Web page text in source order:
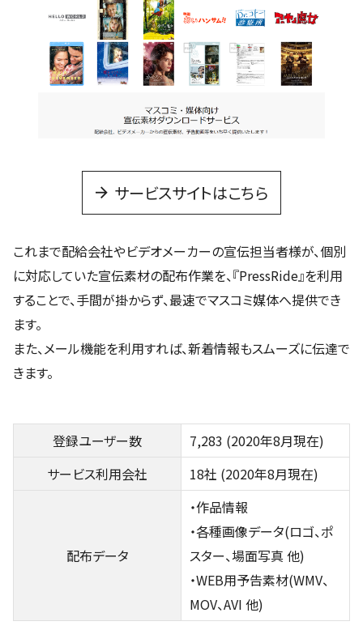
サービスサイトはこちら
これまで配給会社やビデオメーカーの宣伝担当者様が、個別
に対応していた宣伝素材の配布作業を、『PressRide』を利用
することで、手間が掛からず、最速でマスコミ媒体へ提供でき
ます。
また、メール機能を利用すれば、新着情報もスムーズに伝達で
きます。
登録ユーザー数
7,283 (2020年8月現在)
サービス利用会社
18社 (2020年8月現在)
配布データ
・作品情報
・各種画像データ(ロゴ、ポ
スター、場面写真 他)
・WEB用予告素材(WMV、
MOV、AVI 他)